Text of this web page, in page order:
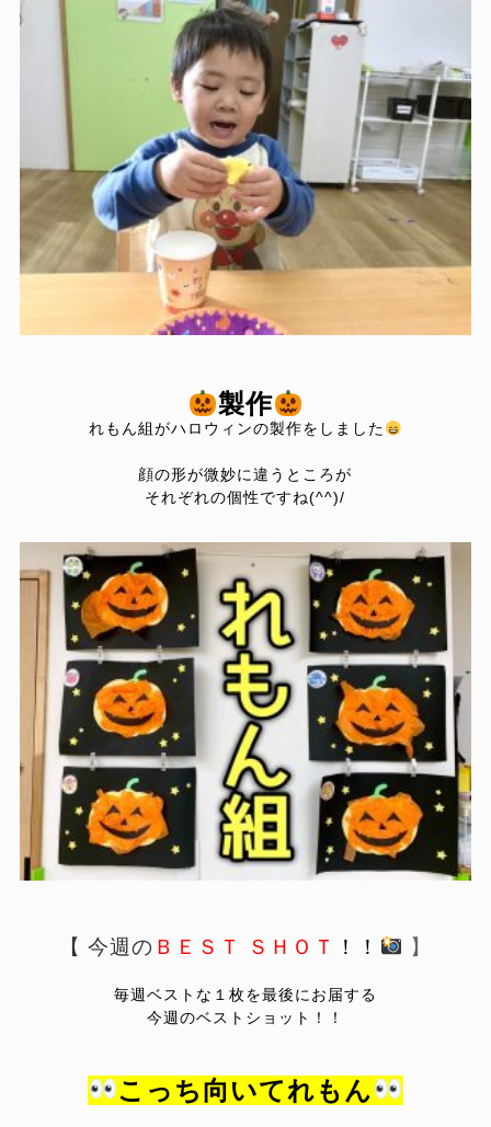
製作
れもん組がハロウィンの製作をしました
顔の形が微妙に違うところが
それぞれの個性ですね(^^)/
【 今週の ＢＥＳＴ ＳＨＯＴ ！！ 】
毎週ベストな１枚を最後にお届する
今週のベストショット！！
こっち向いてれもん